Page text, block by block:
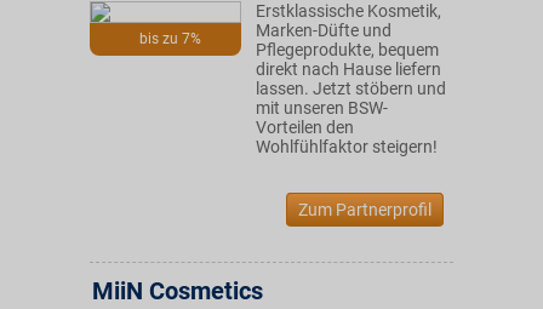
bis zu 7%
Erstklassische Kosmetik,
Marken-Düfte und
Pflegeprodukte, bequem
direkt nach Hause liefern
lassen. Jetzt stöbern und
mit unseren BSW-
Vorteilen den
Wohlfühlfaktor steigern!
Zum Partnerprofil
MiiN Cosmetics